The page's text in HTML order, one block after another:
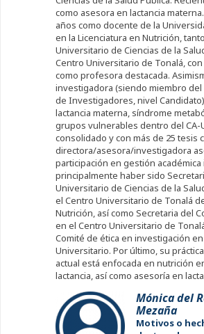
como asesora en lactancia
años como docente de la
en la Licenciatura en Nutrición,
Universitario de Ciencias de la
Centro Universitario de Tonalá,
como profesora destacada.
investigadora (siendo miembro del
de Investigadores, nivel
lactancia materna, síndrome
grupos vulnerables dentro del CA-
consolidado y con más de 25 tesis
directora/asesora/investigadora
participación en gestión académica
principalmente haber sido
Universitario de Ciencias de la
el Centro Universitario de Tonalá
Nutrición, así como Secretaria del
en el Centro Universitario de
Comité de ética en investigación
Universitario. Por último, su
actual está enfocada en nutrición
lactancia, así como asesoría en
Mónica del
Mezaña
Motivos o